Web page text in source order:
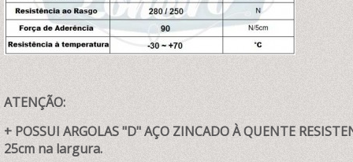
ATENÇÃO:
+ POSSUI ARGOLAS "D" AÇO ZINCADO À QUENTE
25cm na largura.